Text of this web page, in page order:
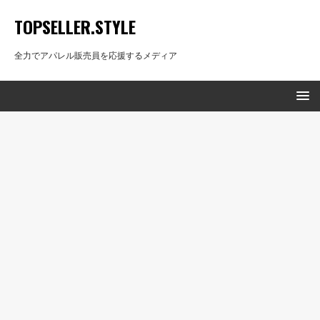
TOPSELLER.STYLE
全力でアパレル販売員を応援するメディア